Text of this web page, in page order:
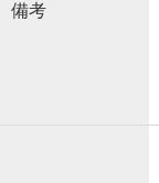
備考